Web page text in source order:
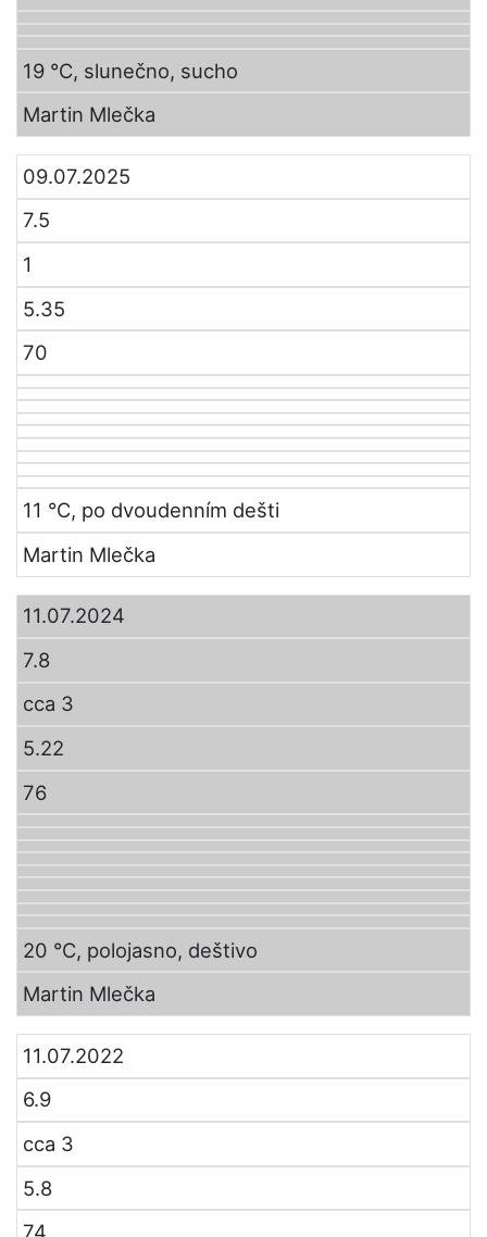
19 °C, slunečno, sucho
Martin Mlečka
09.07.2025
7.5
1
5.35
70
11 °C, po dvoudenním dešti
Martin Mlečka
11.07.2024
7.8
cca 3
5.22
76
20 °C, polojasno, deštivo
Martin Mlečka
11.07.2022
6.9
cca 3
5.8
74